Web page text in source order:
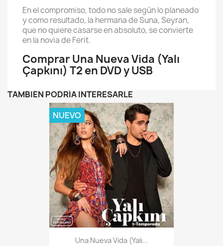
En el compromiso, todo no sale según lo planeado
y como resultado, la hermana de Suna, Seyran,
que no quiere casarse en absoluto, se convierte
en la novia de Ferit.
Comprar Una Nueva Vida (Yalı
Çapkını) T2 en DVD y USB
TAMBIÉN PODRÍA INTERESARLE
Una Nueva Vida (Yalı...
NUEVO